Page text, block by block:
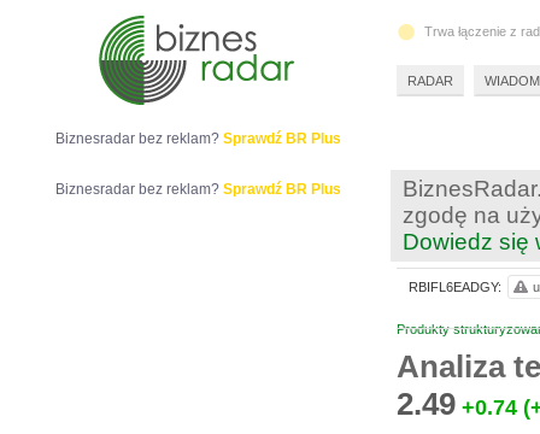
zgodę na
Dowiedz się
Produkty
Analiza
2.49 +0.74
RBIFL6EADGY:
Biznesradar bez reklam? Sprawdź BR Plus
Biznesradar bez reklam? Sprawdź BR Plus
Trwa łączenie z
RADAR